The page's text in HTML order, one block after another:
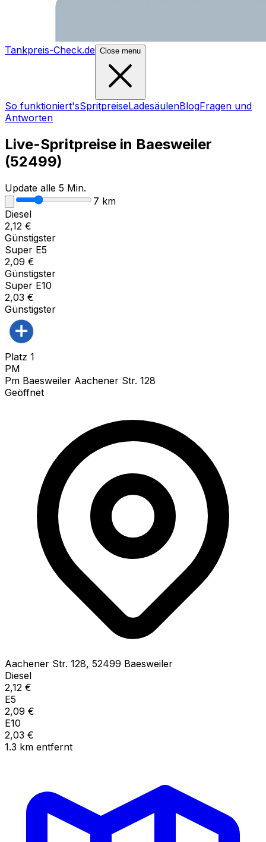
Tankpreis-Check.de Close menu
So funktioniert'sSpritpreiseLadesäulenBlogFragen und
Antworten
Live-Spritpreise in Baesweiler
(52499)
Update alle 5 Min.
7 km
Diesel
2,12 €
Günstigster
Super E5
2,09 €
Günstigster
Super E10
2,03 €
Günstigster
Platz 1
PM
Pm Baesweiler Aachener Str. 128
Geöffnet
Aachener Str. 128, 52499 Baesweiler
Diesel
2,12 €
E5
2,09 €
E10
2,03 €
1.3 km entfernt